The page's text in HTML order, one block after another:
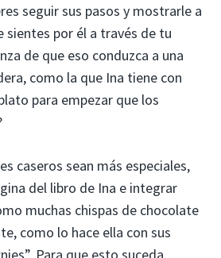
seguir sus pasos y mostrarle a
sientes por él a través de tu
de que eso conduzca a una
como la que Ina tiene con
para empezar que los
caseros sean más especiales,
del libro de Ina e integrar
muchas chispas de chocolate
como lo hace ella con sus
Para que esto suceda,